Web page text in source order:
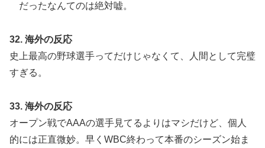
だったなんてのは絶対嘘。
32. 海外の反応
史上最高の野球選手ってだけじゃなくて、人間として完璧
すぎる。
33. 海外の反応
オープン戦でAAAの選手見てるよりはマシだけど、個人
的には正直微妙。早くWBC終わって本番のシーズン始ま